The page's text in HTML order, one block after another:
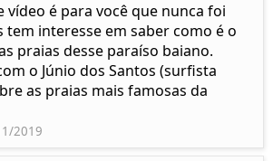
vídeo é para você que nunca foi
tem interesse em saber como é o
praias desse paraíso baiano.
o Júnio dos Santos (surfista
as praias mais famosas da
2019